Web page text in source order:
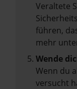
Veraltete
führen,
mehr
Wende
Wenn du
versucht